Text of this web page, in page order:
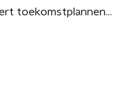
TenneT presenteert toekomstplannen elektriciteitsnet